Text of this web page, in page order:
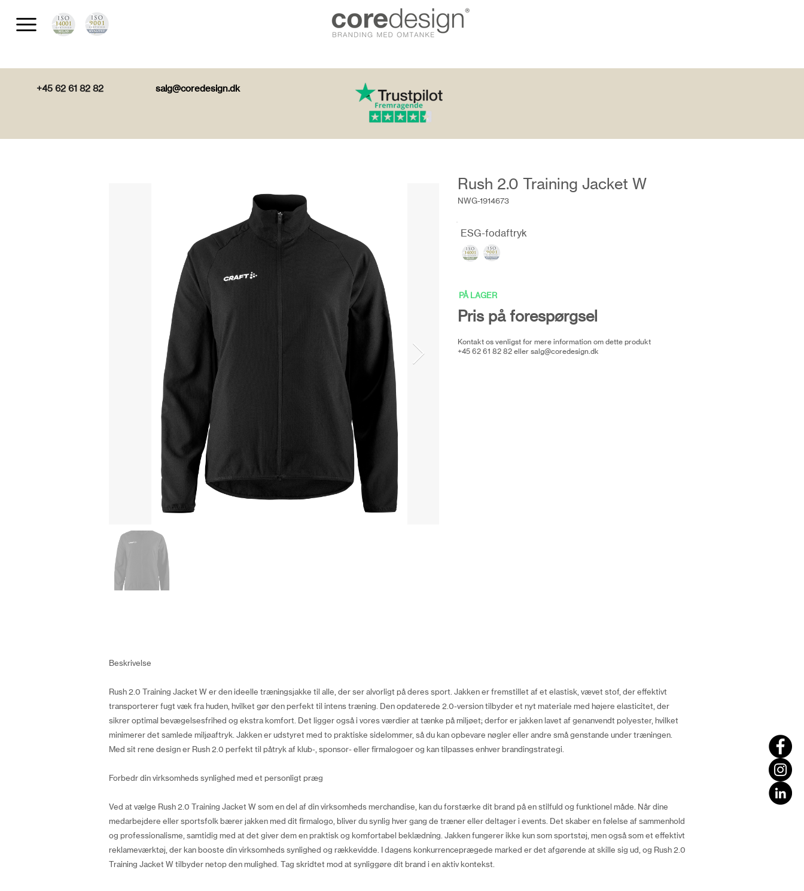
+45 62 61 82 82 salg@coredesign.dk
Rush 2.0 Training Jacket W
NWG-1914673
ESG-fodaftryk
PÅ LAGER
Pris på forespørgsel
Kontakt os venligst for mere information om dette produkt
+45 62 61 82 82 eller salg@coredesign.dk
Beskrivelse
Rush 2.0 Training Jacket W er den ideelle træningsjakke til alle, der ser alvorligt på deres sport. Jakken er fremstillet af et elastisk, vævet stof, der effektivt
transporterer fugt væk fra huden, hvilket gør den perfekt til intens træning. Den opdaterede 2.0-version tilbyder et nyt materiale med højere elasticitet, der
sikrer optimal bevægelsesfrihed og ekstra komfort. Det ligger også i vores værdier at tænke på miljøet; derfor er jakken lavet af genanvendt polyester, hvilket
minimerer det samlede miljøaftryk. Jakken er udstyret med to praktiske sidelommer, så du kan opbevare nøgler eller andre små genstande under træningen.
Med sit rene design er Rush 2.0 perfekt til påtryk af klub-, sponsor- eller firmalogoer og kan tilpasses enhver brandingstrategi.
Forbedr din virksomheds synlighed med et personligt præg
Ved at vælge Rush 2.0 Training Jacket W som en del af din virksomheds merchandise, kan du forstærke dit brand på en stilfuld og funktionel måde. Når dine
medarbejdere eller sportsfolk bærer jakken med dit firmalogo, bliver du synlig hver gang de træner eller deltager i events. Det skaber en følelse af sammenhold
og professionalisme, samtidig med at det giver dem en praktisk og komfortabel beklædning. Jakken fungerer ikke kun som sportstøj, men også som et effektivt
reklameværktøj, der kan booste din virksomheds synlighed og rækkevidde. I dagens konkurrenceprægede marked er det afgørende at skille sig ud, og Rush 2.0
Training Jacket W tilbyder netop den mulighed. Tag skridtet mod at synliggøre dit brand i en aktiv kontekst.